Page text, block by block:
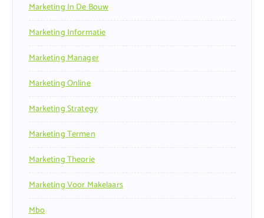
Marketing In De Bouw
Marketing Informatie
Marketing Manager
Marketing Online
Marketing Strategy
Marketing Termen
Marketing Theorie
Marketing Voor Makelaars
Mbo